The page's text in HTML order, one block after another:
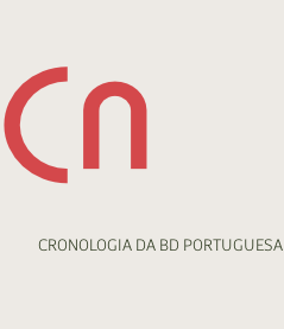
CRONOLOGIA DA BD PORTUGUESA